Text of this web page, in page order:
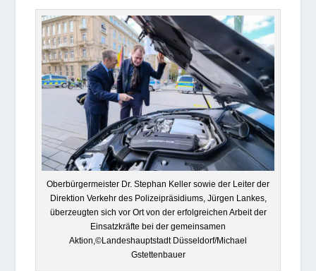
Ober­bür­ger­meis­ter Dr. Ste­phan Kel­ler sowie der Lei­ter der
Direk­tion Ver­kehr des Poli­zei­prä­si­di­ums, Jür­gen Lan­kes,
über­zeug­ten sich vor Ort von der erfolg­rei­chen Arbeit der
Ein­satz­kräfte bei der gemein­sa­men
Aktion,©Landeshauptstadt Düsseldorf/Michael
Gstettenbauer